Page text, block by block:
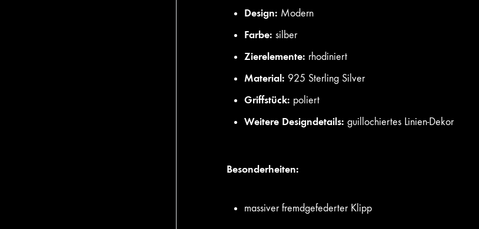
Design: Modern
Farbe: silber
Zierelemente: rhodiniert
Material: 925 Sterling Silver
Griffstück: poliert
Weitere Designdetails: guillochiertes Linien-Dekor
Besonderheiten:
massiver fremdgefederter Klipp